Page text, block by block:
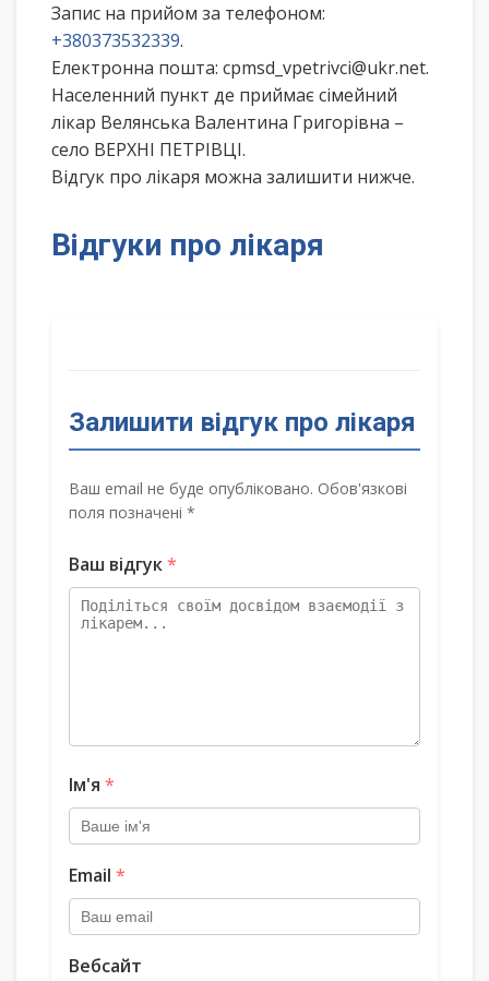
Запис на прийом за телефоном:
+380373532339.
Електронна пошта: cpmsd_vpetrivci@ukr.net.
Населенний пункт де приймає сімейний
лікар Велянська Валентина Григорівна –
село ВЕРХНІ ПЕТРІВЦІ.
Відгук про лікаря можна залишити нижче.
Відгуки про лікаря
Залишити відгук про лікаря
Ваш email не буде опубліковано. Обов'язкові
поля позначені *
Ваш відгук*
Ім'я *
Email *
Вебсайт